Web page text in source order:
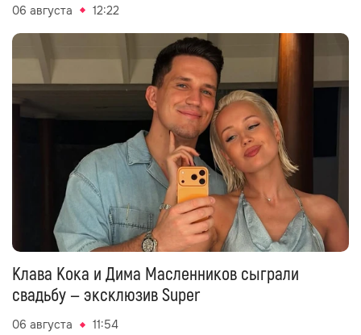
06 августа 12:22
Клава Кока и Дима Масленников сыграли
свадьбу — эксклюзив Super
06 августа 11:54